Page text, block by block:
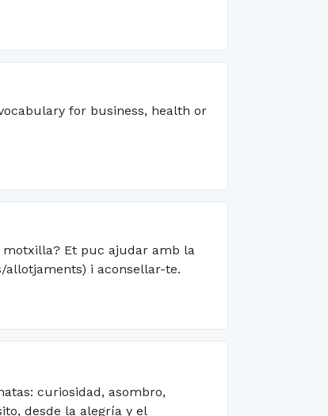
for business, health or
Et puc ajudar amb la
allotjaments) i aconsellar-te.
curiosidad, asombro,
desde la alegría y el